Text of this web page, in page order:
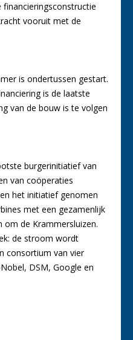
financieringsconstructie
vooruit met de
is ondertussen gestart.
is de laatste
van de bouw is te volgen
burgerinitiatief van
van coöperaties
het initiatief genomen
met een gezamenlijk
om de Krammersluizen.
de stroom wordt
consortium van vier
DSM, Google en